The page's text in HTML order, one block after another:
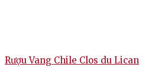
Rượu Vang Chile Clos du Lican